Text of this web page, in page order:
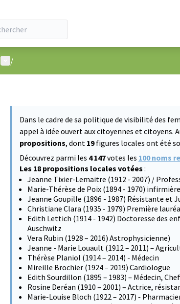
Menu utilisateur
/
Dans le cadre de sa politique de visibilité des
appel à idée ouvert aux citoyennes et citoyens.
propositions, dont 19figures locales ont été
Découvrez parmi les 4 147votes les 100 noms
Les 18 propositions locales votées :
Jeanne Tixier-Lemaitre (1912 - 2007) /
Marie-Thérèse de Poix (1894 - 1970)
Jeanne Goupille (1896 - 1987) Résistante et
Christiane Clara (1935 - 1979) Première
Edith Lettich (1914 - 1942) Doctoresse des
Auschwitz
Vera Rubin (1928 – 2016) Astrophysicienne)
Jeanne - Marie Louault (1912 – 2011) –
Thérèse Planiol (1914 – 2014) - Médecin
Mireille Brochier (1924 – 2019) Cardiologue
Edith Sourdillon (1895 – 1983) – Médecin,
Rosine Deréan (1910 – 2001) – Actrice,
Marie-Louise Bloch (1922 – 2017) -